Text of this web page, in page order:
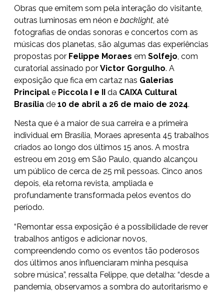
Obras que emitem som pela interação do visitante,
outras luminosas em néon e backlight, até
fotografias de ondas sonoras e concertos com as
músicas dos planetas, são algumas das experiências
propostas por Felippe Moraes em Solfejo, com
curatorial assinado por Victor Gorgulho. A
exposição que fica em cartaz nas Galerias
Principal e Piccola I e II da CAIXA Cultural
Brasília de 10 de abril a 26 de maio de 2024.
Nesta que é a maior de sua carreira e a primeira
individual em Brasília, Moraes apresenta 45 trabalhos
criados ao longo dos últimos 15 anos. A mostra
estreou em 2019 em São Paulo, quando alcançou
um público de cerca de 25 mil pessoas. Cinco anos
depois, ela retorna revista, ampliada e
profundamente transformada pelos eventos do
período.
“Remontar essa exposição é a possibilidade de rever
trabalhos antigos e adicionar novos,
compreendendo como os eventos tão poderosos
dos últimos anos influenciaram minha pesquisa
sobre música”, ressalta Felippe, que detalha: “desde a
pandemia, observamos a sombra do autoritarismo e